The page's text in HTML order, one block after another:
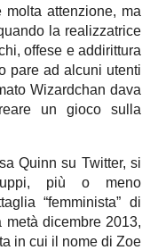
attenzione, ma
la realizzatrice
offese e addirittura
pare ad alcuni utenti
Wizardchan dava
un gioco sulla
Quinn su Twitter, si
più o meno
“femminista” di
metà dicembre 2013,
in cui il nome di Zoe